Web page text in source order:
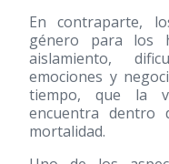
En contraparte,
género para los
aislamiento,
emociones y
tiempo, que la
encuentra dentro
mortalidad.